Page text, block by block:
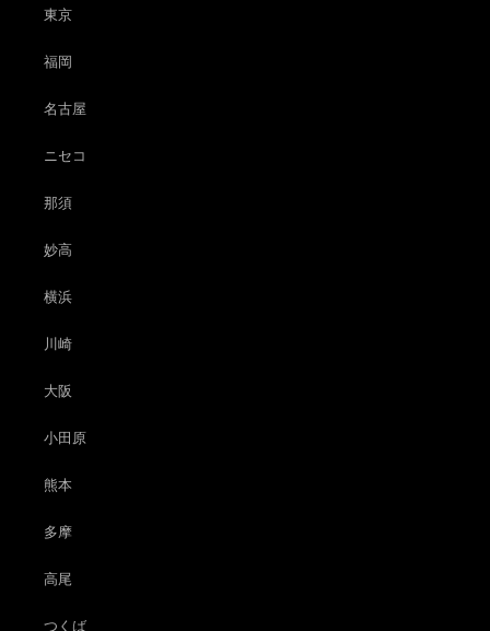
東京
福岡
名古屋
ニセコ
那須
妙高
横浜
川崎
大阪
小田原
熊本
多摩
高尾
つくば